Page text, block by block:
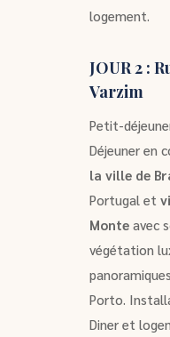
logement.
JOUR 2 :
Varzim
Petit-
Déjeuner en
la ville de
Portugal et
Monteavec
végétation
Porto.
Diner et